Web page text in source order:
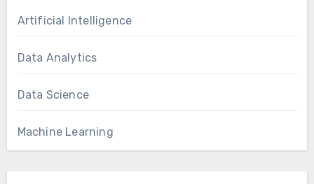
Artificial Intelligence
Data Analytics
Data Science
Machine Learning